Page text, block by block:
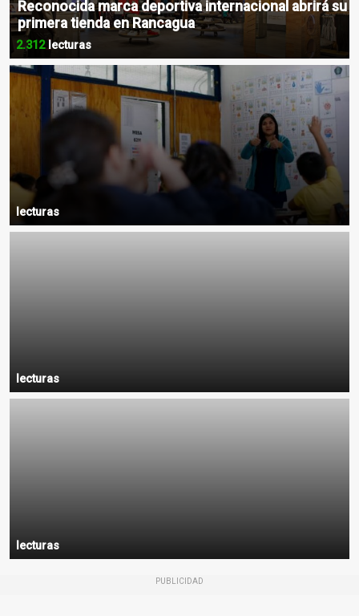
Reconocida marca deportiva internacional abrirá su
primera tienda en Rancagua
2.312lecturas
lecturas
lecturas
lecturas
PUBLICIDAD